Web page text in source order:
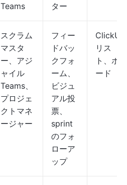
Teams
ター
スクラム
マスタ
ー、アジ
ャイル
Teams、
プロジェ
クトマネ
ージャー
フィー
ドバッ
クフォ
ーム、
ビジュ
アル投
票、
sprint
のフォ
ローア
ップ
ClickUp
リス
ト、ボ
ード